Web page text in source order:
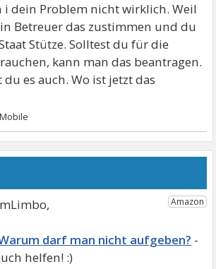
i dein Problem nicht wirklich. Weil
Betreuer das zustimmen und du
Stütze. Solltest du für die
kann man das beantragen.
es auch. Wo ist jetzt das
darf man nicht aufgeben?